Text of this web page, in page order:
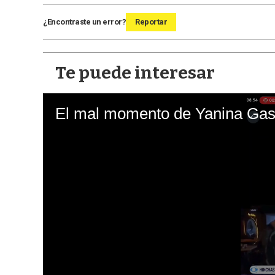
¿Encontraste un error? Reportar
Te puede interesar